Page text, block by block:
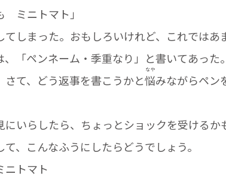
ミニトマト」
てしまった。おもしろいけれど、これではあ
「ペンネーム・季重なり」と書いてあった
て、どう返事を書こうかと悩
なや
みながらペン
いらしたら、ちょっとショックを受けるか
て、こんなふうにしたらどうでしょう。
トマト